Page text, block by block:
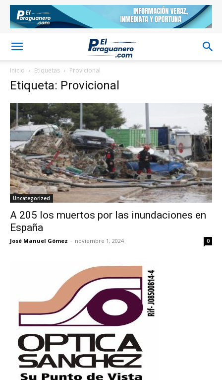
Inicio Etiquetas Provicional
Etiqueta: Provicional
Uncategorized
A 205 los muertos por las inundaciones en
España
José Manuel Gómez - noviembre 1, 2024 0